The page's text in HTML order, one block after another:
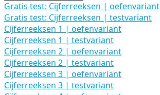
Gratis test: Cijferreeksen | oefenvariant
Gratis test: Cijferreeksen | testvariant
Cijferreeksen 1 | oefenvariant
Cijferreeksen 1 | testvariant
Cijferreeksen 2 | oefenvariant
Cijferreeksen 2 | testvariant
Cijferreeksen 3 | oefenvariant
Cijferreeksen 3 | testvariant